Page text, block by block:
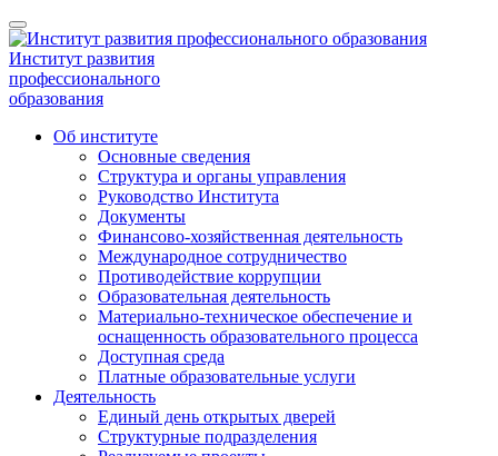
Институт развития
профессионального
образования
Об институте
Основные сведения
Структура и органы управления
Руководство Института
Документы
Финансово-хозяйственная деятельность
Международное сотрудничество
Противодействие коррупции
Образовательная деятельность
Материально-техническое обеспечение и
оснащенность образовательного процесса
Доступная среда
Платные образовательные услуги
Деятельность
Единый день открытых дверей
Структурные подразделения